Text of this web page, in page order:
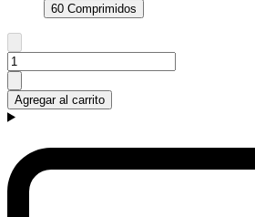
60 Comprimidos
Agregar al carrito